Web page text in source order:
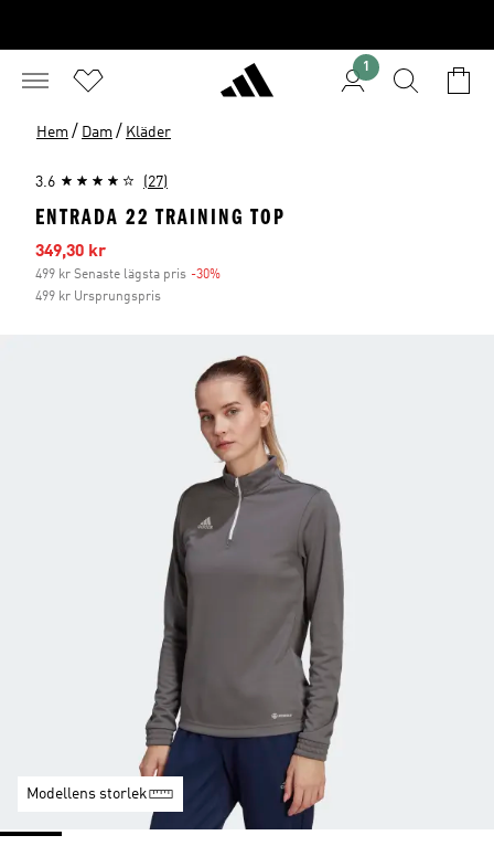
1
Hem / Dam / Kläder
3.6 (27)
ENTRADA 22 TRAINING TOP
Reapris
349,30 kr
499 kr Senaste lägsta pris -30%
499 kr Ursprungspris
Modellens storlek